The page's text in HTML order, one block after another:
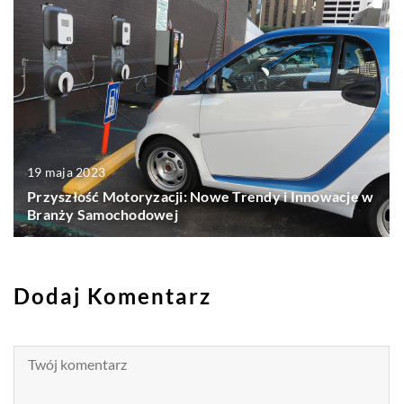
19 maja 2023
Przyszłość Motoryzacji: Nowe Trendy i Innowacje w
Branży Samochodowej
Dodaj Komentarz